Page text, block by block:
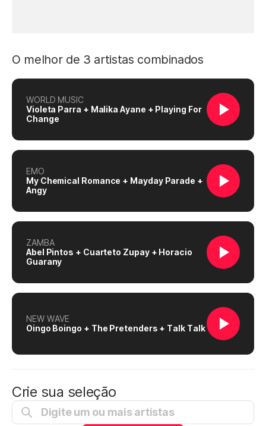
O melhor de 3 artistas combinados
WORLD MUSIC
Violeta Parra + Malika Ayane + Playing For
Change
EMO
My Chemical Romance + Mayday Parade +
Angy
ZAMBA
Abel Pintos + Cuarteto Zupay + Horacio
Guarany
NEW WAVE
Oingo Boingo + The Pretenders + Talk Talk
Crie sua seleção